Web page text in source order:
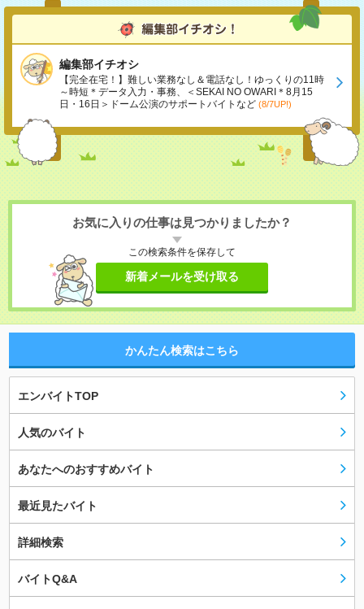
編集部イチオシ
【完全在宅！】難しい業務なし＆電話なし！ゆっくりの11時
～時短＊データ入力・事務、＜SEKAI NO OWARI＊8月15
日・16日＞ドーム公演のサポートバイトなど (8/7UP!)
お気に入りの仕事は見つかりましたか？
この検索条件を保存して
新着メールを受け取る
かんたん検索はこちら
エンバイトTOP
人気のバイト
あなたへのおすすめバイト
最近見たバイト
詳細検索
バイトQ&A